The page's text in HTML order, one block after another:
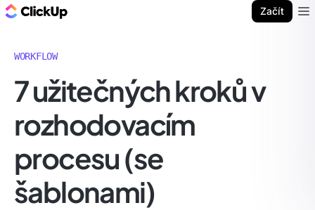
Začít
WORKFLOW
7 užitečných kroků v
rozhodovacím
procesu (se
šablonami)